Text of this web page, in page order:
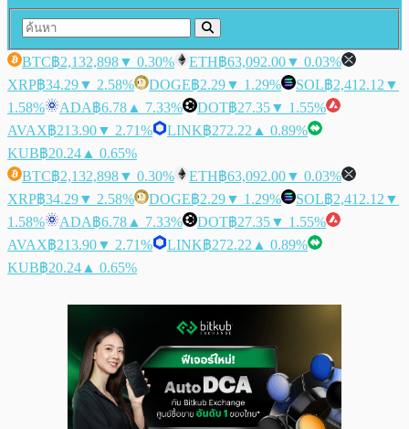
BTC฿2,132,898▼ 0.30% ETH฿63,092.00▼ 0.03%
XRP฿34.29▼ 2.58% DOGE฿2.29▼ 1.29% SOL฿2,412.12 ▼
1.58%
ADA฿6.78 ▲ 7.33% DOT฿27.35▼ 1.55%
AVAX฿213.90▼ 2.71% LINK฿272.22 ▲ 0.89%
KUB฿20.24 ▲ 0.65%
BTC฿2,132,898▼ 0.30% ETH฿63,092.00▼ 0.03%
XRP฿34.29▼ 2.58% DOGE฿2.29▼ 1.29% SOL฿2,412.12 ▼
1.58%
ADA฿6.78 ▲ 7.33% DOT฿27.35▼ 1.55%
AVAX฿213.90▼ 2.71% LINK฿272.22 ▲ 0.89%
KUB฿20.24 ▲ 0.65%